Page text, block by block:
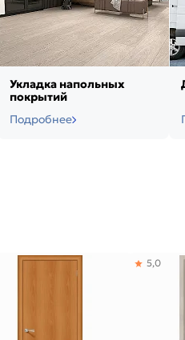
Укладка напольных
покрытий
Подробнее
5,0